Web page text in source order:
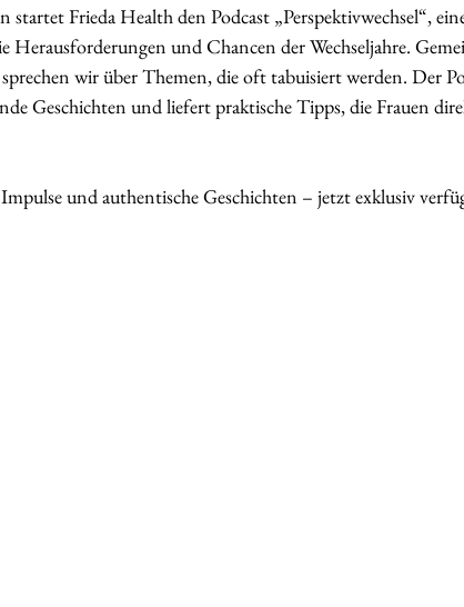
startet Frieda Health den Podcast „Perspektivwechsel“,
Herausforderungen und Chancen der Wechseljahre.
wir über Themen, die oft tabuisiert werden. Der
Geschichten und liefert praktische Tipps, die Frauen
und authentische Geschichten – jetzt exklusiv